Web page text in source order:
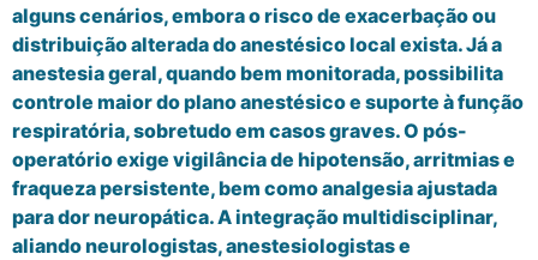
alguns cenários, embora o risco de exacerbação ou
distribuição alterada do anestésico local exista. Já a
anestesia geral, quando bem monitorada, possibilita
controle maior do plano anestésico e suporte à função
respiratória, sobretudo em casos graves. O pós-
operatório exige vigilância de hipotensão, arritmias e
fraqueza persistente, bem como analgesia ajustada
para dor neuropática. A integração multidisciplinar,
aliando neurologistas, anestesiologistas e